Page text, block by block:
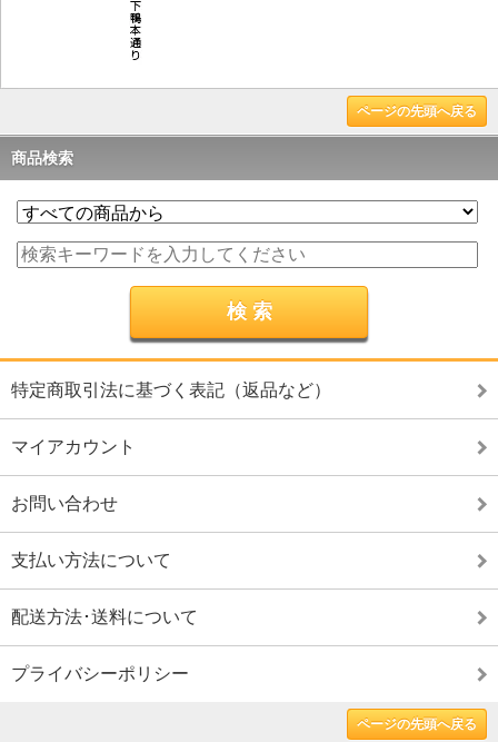
ページの先頭へ戻る
商品検索
特定商取引法に基づく表記（返品など）
マイアカウント
お問い合わせ
支払い方法について
配送方法･送料について
プライバシーポリシー
ページの先頭へ戻る